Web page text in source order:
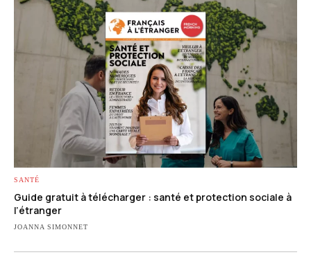
SANTÉ
Guide gratuit à télécharger : santé et protection sociale à
l’étranger
JOANNA SIMONNET